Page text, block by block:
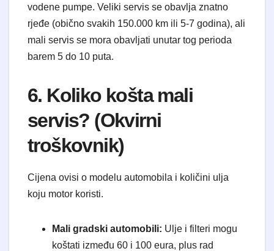
vodene pumpe. Veliki servis se obavlja znatno
rjeđe (obično svakih 150.000 km ili 5-7 godina), ali
mali servis se mora obavljati unutar tog perioda
barem 5 do 10 puta.
6. Koliko košta mali
servis? (Okvirni
troškovnik)
Cijena ovisi o modelu automobila i količini ulja
koju motor koristi.
Mali gradski automobili: Ulje i filteri mogu
koštati između 60 i 100 eura, plus rad